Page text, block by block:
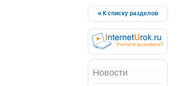
К списку разделов
Новости